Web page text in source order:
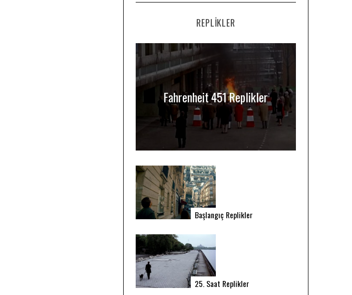
REPLIKLER
Fahrenheit 451 Replikler
Başlangıç Replikler
25. Saat Replikler